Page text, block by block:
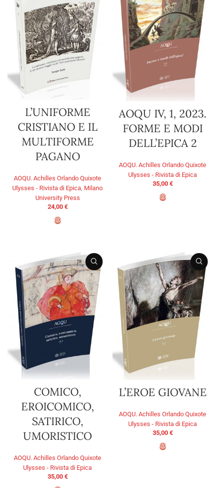
L’UNIFORME
CRISTIANO E IL
MULTIFORME
PAGANO
AOQU. Achilles Orlando Quixote
Ulysses - Rivista di Epica Milano
University Press
24,00 €
AOQU IV, 1, 2023.
FORME E MODI
DELL’EPICA 2
AOQU. Achilles Orlando Quixote
Ulysses - Rivista di Epica
35,00 €
COMICO,
EROICOMICO,
SATIRICO,
UMORISTICO
AOQU. Achilles Orlando Quixote
Ulysses - Rivista di Epica
35,00 €
L’EROE GIOVANE
AOQU. Achilles Orlando Quixote
Ulysses - Rivista di Epica
35,00 €